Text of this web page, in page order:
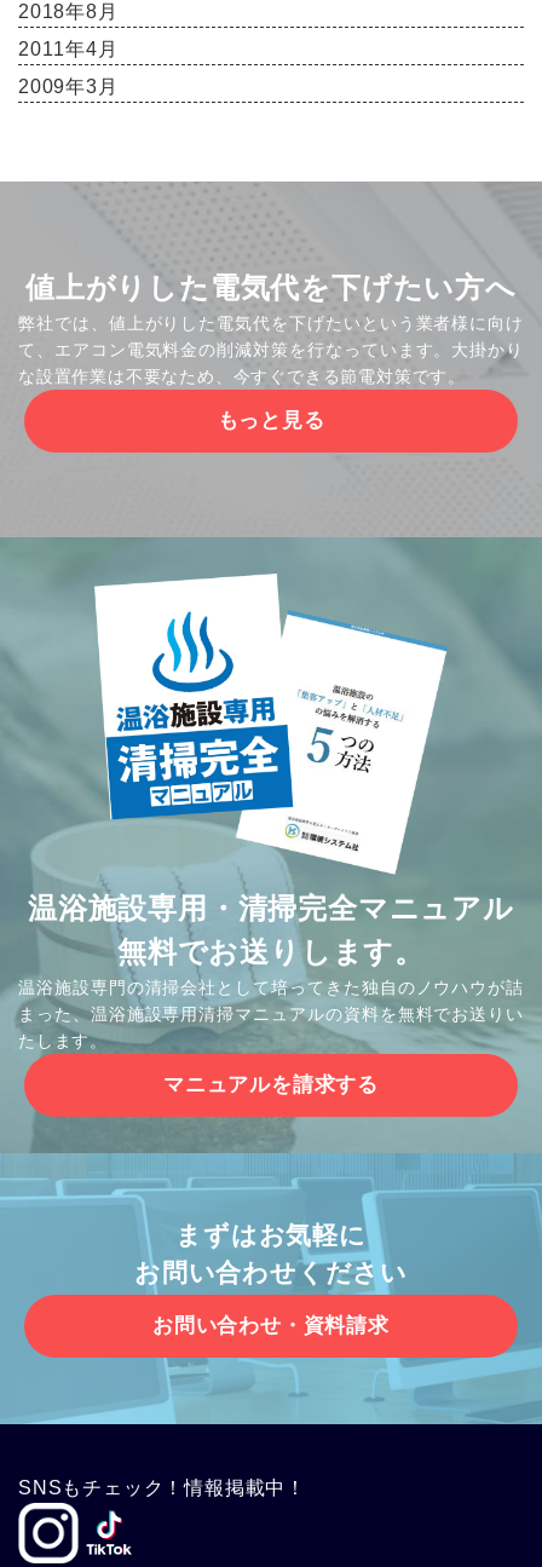
2018年8月
2011年4月
2009年3月
値上がりした電気代を下げたい方へ
弊社では、値上がりした電気代を下げたいという業者様に向け
て、エアコン電気料金の削減対策を行なっています。大掛かり
な設置作業は不要なため、今すぐできる節電対策です。
もっと見る
温浴施設専用・清掃完全マニュアル
無料でお送りします。
温浴施設専門の清掃会社として培ってきた独自のノウハウが詰
まった、温浴施設専用清掃マニュアルの資料を無料でお送りい
たします。
マニュアルを請求する
まずはお気軽に
お問い合わせください
お問い合わせ・資料請求
SNSもチェック！情報掲載中！